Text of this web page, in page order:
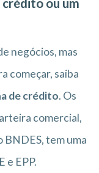
crédito ou um
negócios, mas
começar, saiba
de crédito. Os
comercial,
BNDES, tem uma
e EPP.